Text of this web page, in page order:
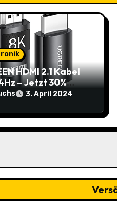
HDMI 2.1 Kabel
– Jetzt 30%
Nur 7,69€ statt
3. April 2024